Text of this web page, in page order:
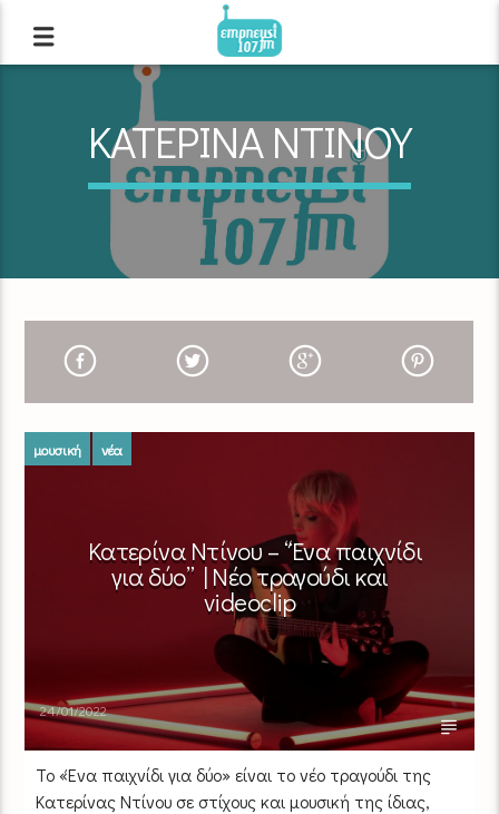
ΚΑΤΕΡΙΝΑ ΝΤΙΝΟΥ
μουσική νέα
Κατερίνα Ντίνου – “Ένα παιχνίδι
για δύο” | Νέο τραγούδι και
videoclip
24/01/2022
To «Ένα παιχνίδι για δύο» είναι το νέο τραγούδι της
Κατερίνας Ντίνου σε στίχους και μουσική της ίδιας,